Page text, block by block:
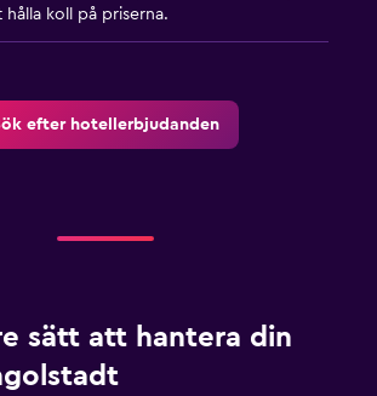
hålla koll på priserna.
efter hotellerbjudanden
sätt att hantera din